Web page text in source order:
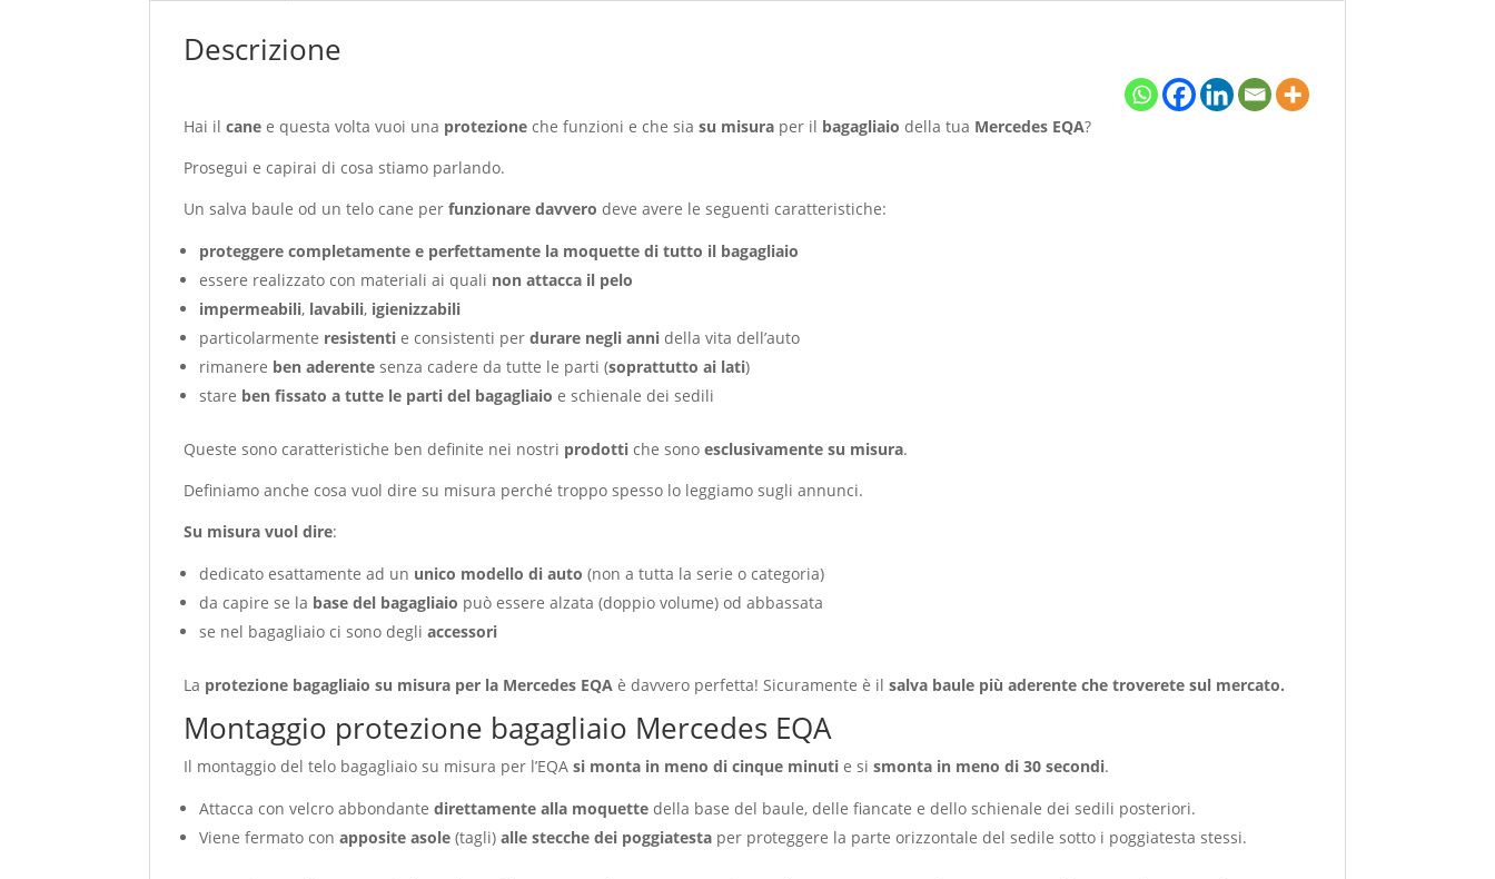
Descrizione
Hai ilcane e questa volta vuoi una protezione che funzioni e che siasu misura per il bagagliaio della tua Mercedes EQA?
Prosegui e capirai di cosa stiamo parlando.
Un salva baule od un telo cane perfunzionare davvero deve avere le seguenti caratteristiche:
proteggere completamente e perfettamente la moquette di tutto il bagagliaio
essere realizzato con materiali ai quali non attacca il pelo
impermeabili, lavabili, igienizzabili
particolarmente resistenti e consistenti perdurare negli anni della vita dell’auto
rimanere ben aderente senza cadere da tutte le parti (soprattutto ai lati)
stare ben fissato a tutte le parti del bagagliaio e schienale dei sedili
Queste sono caratteristiche ben definite nei nostri prodotti che sonoesclusivamente su misura.
Definiamo anche cosa vuol dire su misura perché troppo spesso lo leggiamo sugli annunci.
Su misura vuol dire:
dedicato esattamente ad un unico modello di auto(non a tutta la serie o categoria)
da capire se la base del bagagliaio può essere alzata (doppio volume) od abbassata
se nel bagagliaio ci sono degliaccessori
La protezione bagagliaio su misura per la Mercedes EQA è davvero perfetta! Sicuramente è ilsalva baule più aderente che troverete sul mercato.
Montaggio protezione bagagliaio Mercedes EQA
Il montaggio del telo bagagliaio su misura per l’EQAsi monta in meno di cinque minuti e sismonta in meno di 30 secondi.
Attacca con velcro abbondantedirettamente alla moquette della base del baule, delle fiancate e dello schienale dei sedili posteriori.
Viene fermato conapposite asole (tagli)alle stecche dei poggiatesta per proteggere la parte orizzontale del sedile sotto i poggiatesta stessi.